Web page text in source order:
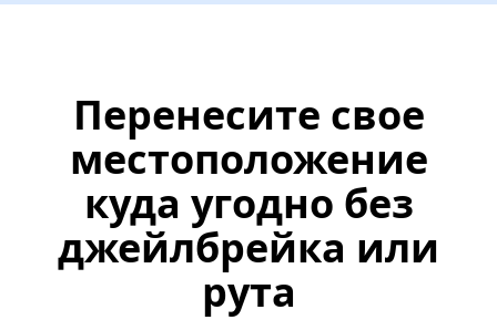
Перенесите свое
местоположение
куда угодно без
джейлбрейка или
рута